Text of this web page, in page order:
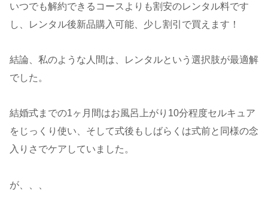
いつでも解約できるコースよりも割安のレンタル料です
し、レンタル後新品購入可能、少し割引で買えます！
結論、私のような人間は、レンタルという選択肢が最適解
でした。
結婚式までの1ヶ月間はお風呂上がり10分程度セルキュア
をじっくり使い、そして式後もしばらくは式前と同様の念
入りさでケアしていました。
が、、、